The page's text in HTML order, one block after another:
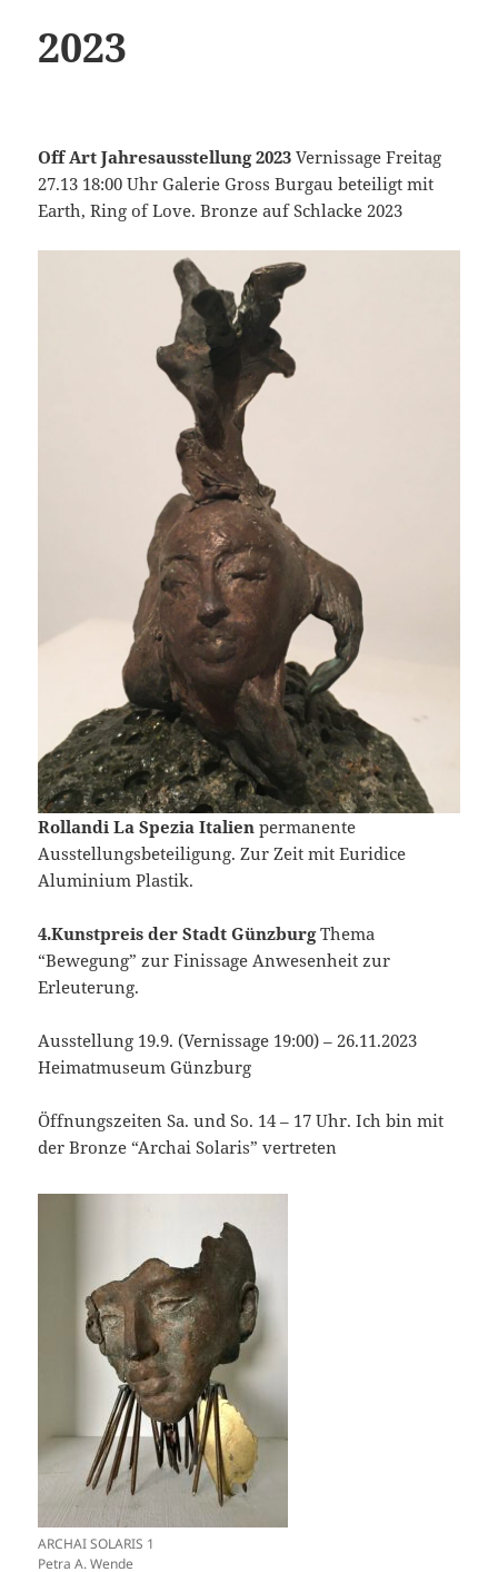
2023
Off Art Jahresausstellung 2023Vernissage Freitag
27.13 18:00 Uhr Galerie Gross Burgau beteiligt mit
Earth, Ring of Love. Bronze auf Schlacke 2023
Rollandi La Spezia Italienpermanente
Ausstellungsbeteiligung. Zur Zeit mit Euridice
Aluminium Plastik.
4.Kunstpreis der Stadt GünzburgThema
“Bewegung” zur Finissage Anwesenheit zur
Erleuterung.
Ausstellung 19.9. (Vernissage 19:00) – 26.11.2023
Heimatmuseum Günzburg
Öffnungszeiten Sa. und So. 14 – 17 Uhr. Ich bin mit
der Bronze “Archai Solaris” vertreten
ARCHAI SOLARIS 1
Petra A. Wende